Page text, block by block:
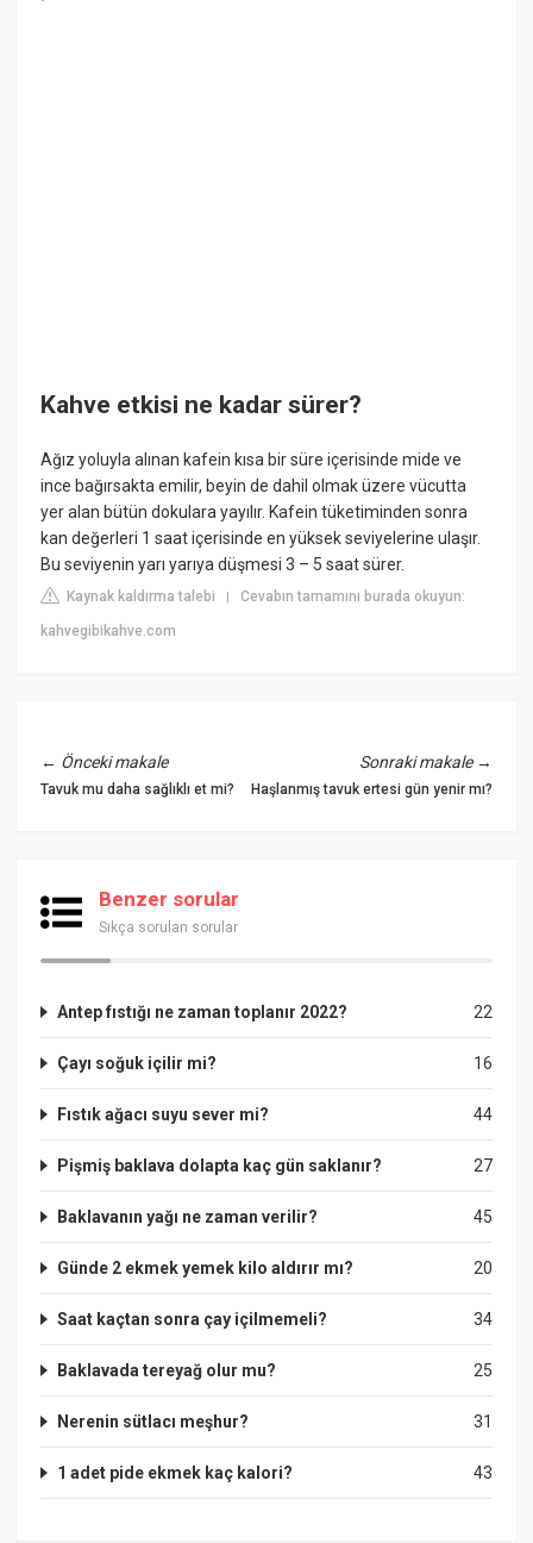
Kahve etkisi ne kadar sürer?
Ağız yoluyla alınan kafein kısa bir süre içerisinde mide ve
ince bağırsakta emilir, beyin de dahil olmak üzere vücutta
yer alan bütün dokulara yayılır. Kafein tüketiminden sonra
kan değerleri 1 saat içerisinde en yüksek seviyelerine ulaşır.
Bu seviyenin yarı yarıya düşmesi 3 – 5 saat sürer.
Kaynak kaldırma talebi |Cevabın tamamını burada okuyun:
kahvegibikahve.com
← Önceki makale
Tavuk mu daha sağlıklı et mi?
Sonraki makale→
Haşlanmış tavuk ertesi gün yenir mı?
Benzer sorular
Sıkça sorulan sorular
22
Antep fıstığı ne zaman toplanır 2022?
16
Çayı soğuk içilir mi?
44
Fıstık ağacı suyu sever mi?
27
Pişmiş baklava dolapta kaç gün saklanır?
45
Baklavanın yağı ne zaman verilir?
20
Günde 2 ekmek yemek kilo aldırır mı?
34
Saat kaçtan sonra çay içilmemeli?
25
Baklavada tereyağ olur mu?
31
Nerenin sütlacı meşhur?
43
1 adet pide ekmek kaç kalori?